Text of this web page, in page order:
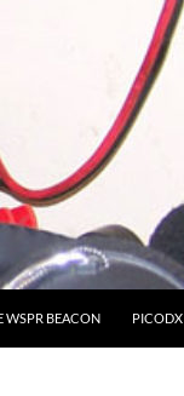
WSPR BEACON PICODX